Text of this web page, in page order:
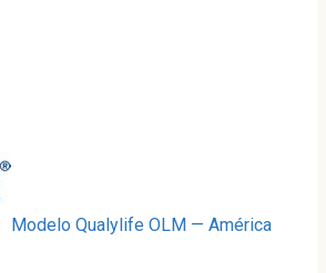
Modelo Qualylife OLM — América